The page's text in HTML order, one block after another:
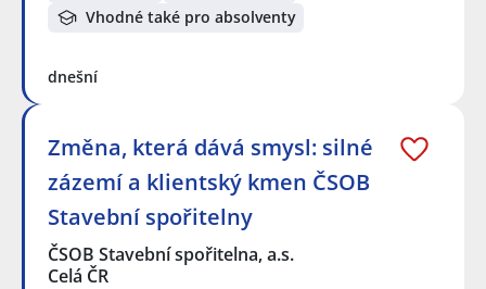
Vhodné také pro absolventy
dnešní
Změna, která dává smysl: silné
zázemí a klientský kmen ČSOB
Stavební spořitelny
ČSOB Stavební spořitelna, a.s.
Celá ČR